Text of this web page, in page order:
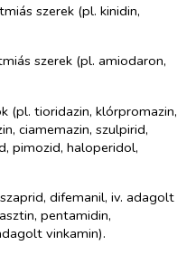
szerek (pl. kinidin,
szerek (pl. amiodaron,
(pl. tioridazin, klórpromazin,
ciamemazin, szulpirid,
pimozid, haloperidol,
difemanil, iv. adagolt
pentamidin,
vinkamin).